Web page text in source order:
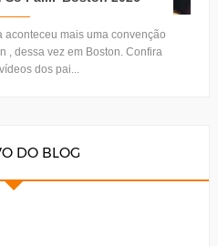
aconteceu mais uma convenção
, dessa vez em Boston. Confira
dos pai...
DO BLOG